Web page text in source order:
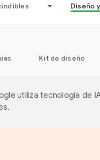
Diseño
Kit de diseño
utiliza tecnología de